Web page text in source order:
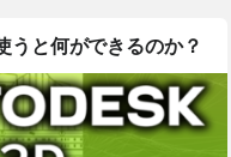
と何ができるのか？